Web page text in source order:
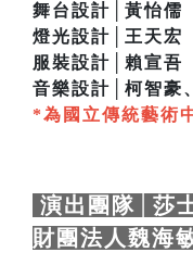
舞台設計│黃怡儒
燈光設計│王天宏
服裝設計│賴宣吾
音樂設計│柯智豪
*為國立傳統藝術
演出團隊│莎
財團法人魏海